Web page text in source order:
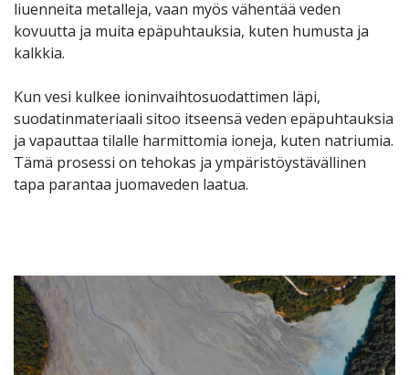
liuenneita metalleja, vaan myös vähentää veden
kovuutta ja muita epäpuhtauksia, kuten humusta ja
kalkkia.
Kun vesi kulkee ioninvaihtosuodattimen läpi,
suodatinmateriaali sitoo itseensä veden epäpuhtauksia
ja vapauttaa tilalle harmittomia ioneja, kuten natriumia.
Tämä prosessi on tehokas ja ympäristöystävällinen
tapa parantaa juomaveden laatua.